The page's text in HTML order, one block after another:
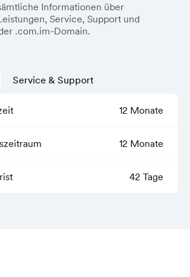
Informationen über
Service, Support und
.com.im-Domain.
12 Monate
12 Monate
42 Tage
Service & Support